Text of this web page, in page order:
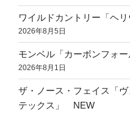
ワイルドカントリー「ヘ
2026年8月5日
モンベル「カーボンフォ
2026年8月1日
ザ・ノース・フェイス「
テックス」 NEW